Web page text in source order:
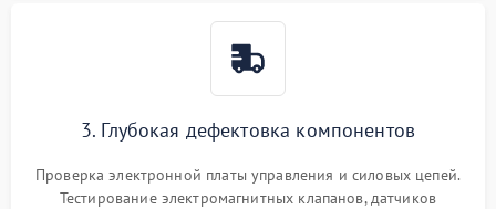
3. Глубокая дефектовка компонентов
Проверка электронной платы управления и силовых цепей.
Тестирование электромагнитных клапанов, датчиков